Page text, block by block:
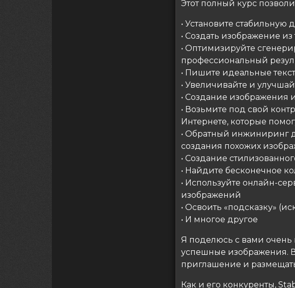
Этот полный курс
• Установите
• Создать изображение из
• Оптимизируйте
профессиональный
• Пишите идеальные
• Увеличивайте и
• Создание изображения
• Возьмите под свой
Интернете, которые
• Обратный инжиниринг
создания похожих
• Создание
• Найдите бесконечное
• Используйте онлайн-
изображений
• Освоить «подсказку»
• И многое другое
Я поделюсь с вами очень
успешные изображения.
приглашение и
Как и его конкуренты,